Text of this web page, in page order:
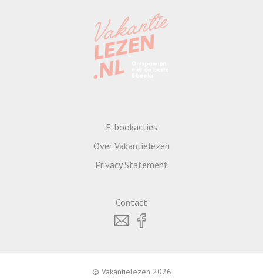
E-bookacties
Over Vakantielezen
Privacy Statement
Contact
© Vakantielezen 2026